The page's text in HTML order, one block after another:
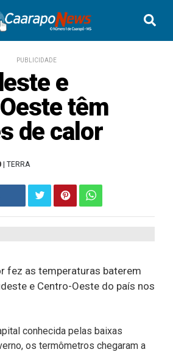
PUBLICIDADE
e
têm
de calor
| TERRA
fez as temperaturas baterem
e Centro-Oeste do país nos
conhecida pelas baixas
os termômetros chegaram a